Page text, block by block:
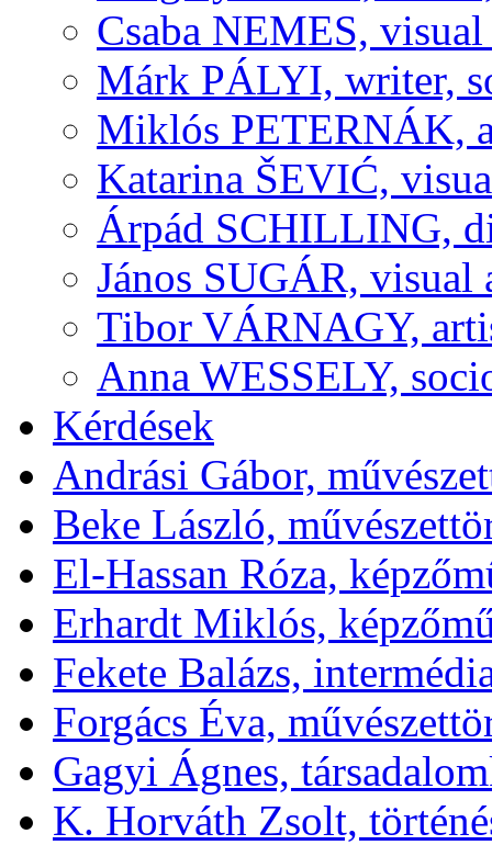
Csaba NEMES,
Márk PÁLYI, writer,
Miklós PETERNÁK,
Katarina ŠEVIĆ,
Árpád SCHILLING,
János SUGÁR, visual
Tibor VÁRNAGY,
Anna WESSELY,
Kérdések
Andrási Gábor,
Beke László,
El-Hassan Róza,
Erhardt Miklós,
Fekete Balázs,
Forgács Éva,
Gagyi Ágnes,
K. Horváth Zsolt,